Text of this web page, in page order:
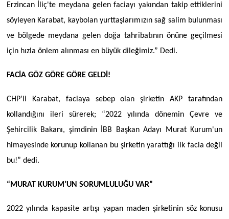
Erzincan İliç'te meydana gelen faciayı yakından takip ettiklerini
söyleyen Karabat, kaybolan yurttaşlarımızın sağ salim bulunması
ve bölgede meydana gelen doğa tahribatının önüne geçilmesi
için hızla önlem alınması en büyük dileğimiz.” Dedi.
FACİA GÖZ GÖRE GÖRE GELDİ!
CHP’li Karabat, faciaya sebep olan şirketin AKP tarafından
kollandığını ileri sürerek; “2022 yılında dönemin Çevre ve
Şehircilik Bakanı, şimdinin İBB Başkan Adayı Murat Kurum'un
himayesinde korunup kollanan bu şirketin yarattığı ilk facia değil
bu!” dedi.
“MURAT KURUM’UN SORUMLULUĞU VAR”
2022 yılında kapasite artışı yapan maden şirketinin söz konusu